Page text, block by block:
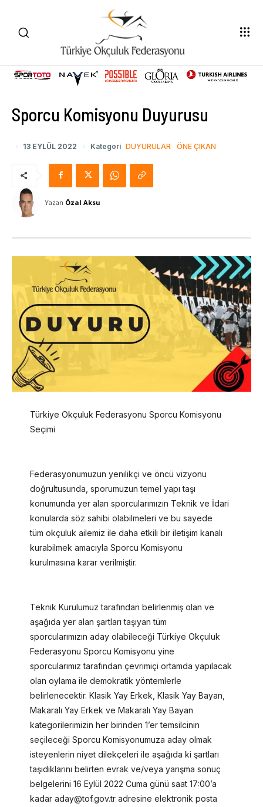
Sporcu Komisyonu Duyurusu
13 EYLÜL 2022 Kategori DUYURULAR ÖNE ÇIKAN
Yazan Özal Aksu
Türkiye Okçuluk Federasyonu Sporcu Komisyonu
Seçimi
Federasyonumuzun yenilikçi ve öncü vizyonu
doğrultusunda, sporumuzun temel yapı taşı
konumunda yer alan sporcularımızın Teknik ve İdari
konularda söz sahibi olabilmeleri ve bu sayede
tüm okçuluk ailemiz ile daha etkili bir iletişim kanalı
kurabilmek amacıyla Sporcu Komisyonu
kurulmasına karar verilmiştir.
Teknik Kurulumuz tarafından belirlenmiş olan ve
aşağıda yer alan şartları taşıyan tüm
sporcularımızın aday olabileceği Türkiye Okçuluk
Federasyonu Sporcu Komisyonu yine
sporcularımız tarafından çevrimiçi ortamda yapılacak
olan oylama ile demokratik yöntemlerle
belirlenecektir. Klasik Yay Erkek, Klasik Yay Bayan,
Makaralı Yay Erkek ve Makaralı Yay Bayan
kategorilerimizin her birinden 1’er temsilcinin
seçileceği Sporcu Komisyonumuza aday olmak
isteyenlerin niyet dilekçeleri ile aşağıda ki şartları
taşıdıklarını belirten evrak ve/veya yarışma sonuç
belgelerini 16 Eylül 2022 Cuma günü saat 17:00’a
kadar aday@tof.gov.tr adresine elektronik posta